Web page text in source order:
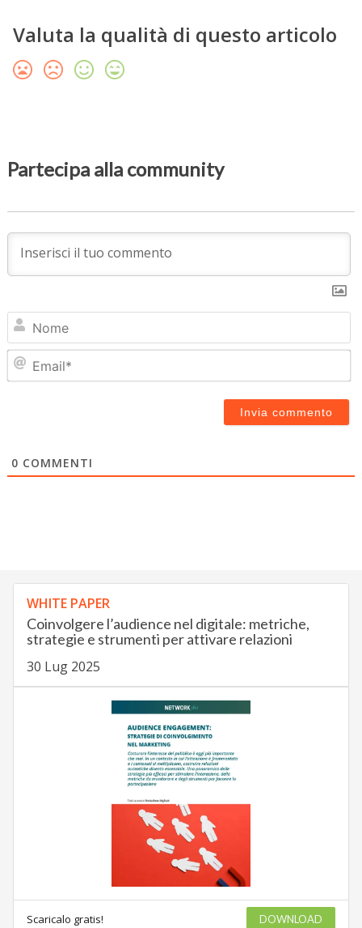
Valuta la qualità di questo articolo
Partecipa alla community
0 COMMENTI
WHITE PAPER
Coinvolgere l’audience nel digitale: metriche,
strategie e strumenti per attivare relazioni
30 Lug 2025
Scaricalo gratis! DOWNLOAD